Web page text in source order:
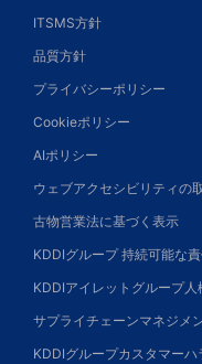
ITSMS方針
品質方針
プライバシーポリシー
Cookieポリシー
AIポリシー
ウェブアクセシビリティの
古物営業法に基づく表示
KDDIグループ 持続可能な
KDDIアイレットグループ人
サプライチェーンマネジメ
KDDIグループカスタマー